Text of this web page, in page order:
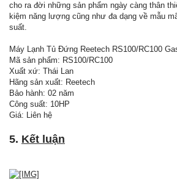
cho ra đời những sản phẩm ngày càng thân
kiệm năng lượng cũng như đa dạng về mẫu
suất.
Máy Lạnh Tủ Đứng Reetech RS100/RC100
Mã sản phẩm: RS100/RC100
Xuất xứ: Thái Lan
Hãng sản xuất: Reetech
Bảo hành: 02 năm
Công suất: 10HP
Giá: Liên hệ
5. Kết luận